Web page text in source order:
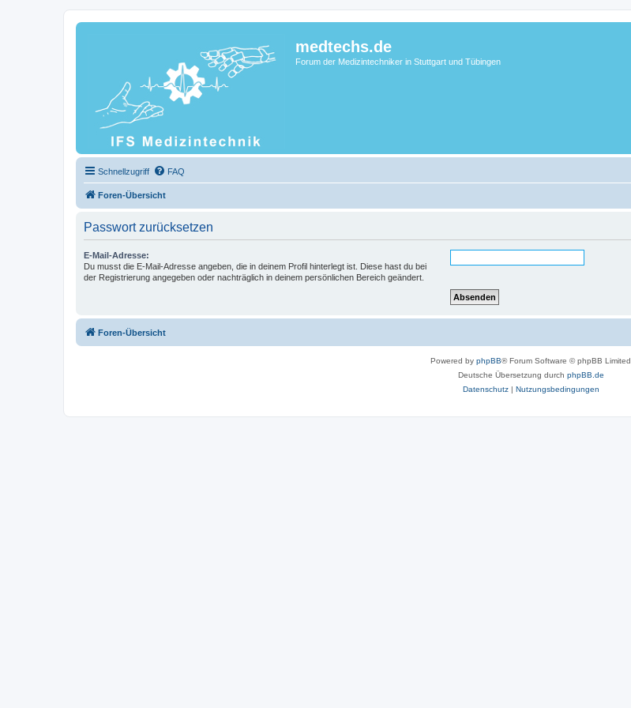
medtechs.de
Forum der Medizintechniker in Stuttgart und Tübingen
Schnellzugriff FAQ
Foren-Übersicht
Passwort zurücksetzen
E-Mail-Adresse:
Du musst die E-Mail-Adresse angeben, die in deinem Profil hinterlegt ist. Diese hast du bei
der Registrierung angegeben oder nachträglich in deinem persönlichen Bereich geändert.
Foren-Übersicht
Powered by phpBB® Forum Software © phpBB Limited
Deutsche Übersetzung durch phpBB.de
Datenschutz| Nutzungsbedingungen